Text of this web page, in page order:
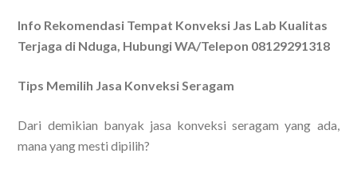
Info Rekomendasi Tempat Konveksi Jas Lab Kualitas
Terjaga di Nduga, Hubungi WA/Telepon 08129291318
Tips Memilih Jasa Konveksi Seragam
Dari demikian banyak jasa konveksi seragam yang ada,
mana yang mesti dipilih?